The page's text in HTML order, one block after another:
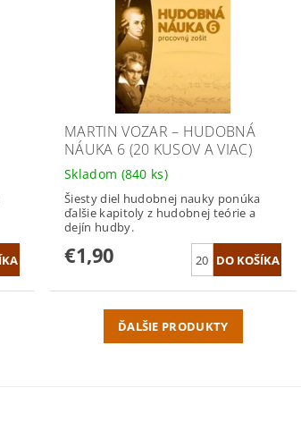
MARTIN VOZAR – HUDOBNÁ
NÁUKA 6 (20 KUSOV A VIAC)
Skladom (840 ks)
Šiesty diel hudobnej nauky ponúka
ďalšie kapitoly z hudobnej teórie a
dejín hudby.
€1,90
ĎALŠIE PRODUKTY